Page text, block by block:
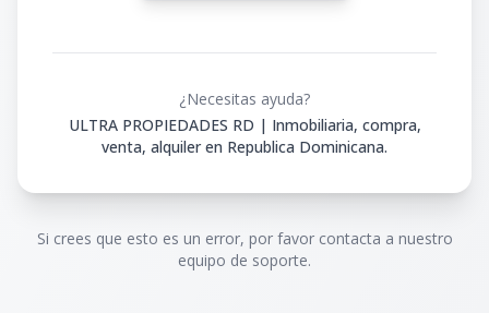
¿Necesitas ayuda?
ULTRA PROPIEDADES RD | Inmobiliaria, compra,
venta, alquiler en Republica Dominicana.
Si crees que esto es un error, por favor contacta a nuestro
equipo de soporte.